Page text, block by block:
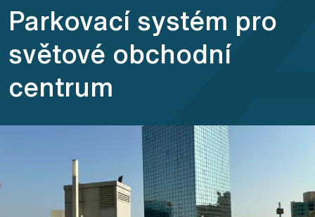
Parkovací systém pro
světové obchodní
centrum